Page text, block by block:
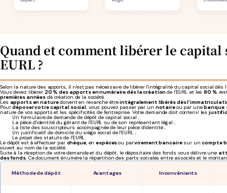
Quand et comment libérer le capital
EURL ?
Selon la nature des apports, il n'est pas nécessaire de libérer l'intégralité du capital social dès
Vous devez libérer 20 % des apports en numéraire dès la créationde l'EURL et les80 %
premières années de création de la société.
Les apports en naturedoivent en revanche êtreintégralement libérés dès
Pourdéposer votre capital social, vous pouvez passer par un notaireou par unebanque
nature de vos apports et les spécificités de l'entreprise. Votre demande doit contenir les
Un formulaire de demande de dépôt de capital social ;
La pièce d'identité du gérant de l'EURL ou de son représentant légal ;
La liste des souscripteurs accompagnée de leur pièce d'identité ;
Un justificatif de domicile du siège social de l'EURL ;
Le projet des statuts de l'EURL.
Le dépôt est à effectuer par chèque, enespècesou parvirement bancairesur uncompte
ouvert au nom de la société.
Suite à la réception de votre demande et du dépôt, le dépositaire des fonds vous délivre une
des fonds. Ce document énumère la répartition des parts sociales entre associés et le
Méthode de dépôt Avantages Inconvénients